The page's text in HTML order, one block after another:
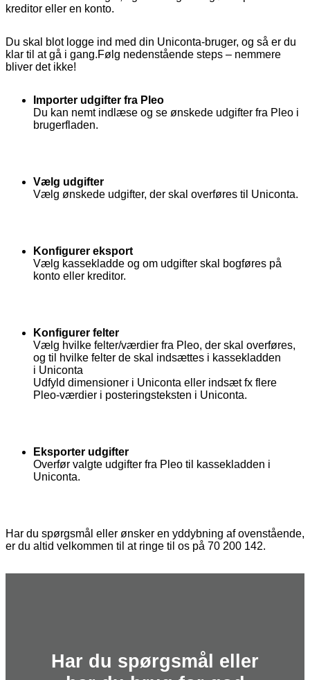
kreditor eller en konto.
Du skal blot logge ind med din Uniconta-bruger, og så er du
klar til at gå i gang.Følg nedenstående steps – nemmere
bliver det ikke!
Importer udgifter fra Pleo
Du kan nemt indlæse og se ønskede udgifter fra Pleo i
brugerfladen.
Vælg udgifter
Vælg ønskede udgifter, der skal overføres til Uniconta.
Konfigurer eksport
Vælg kassekladde og om udgifter skal bogføres på
konto eller kreditor.
Konfigurer felter
Vælg hvilke felter/værdier fra Pleo, der skal overføres,
og til hvilke felter de skal indsættes i kassekladden
i Uniconta
Udfyld dimensioner i Uniconta eller indsæt fx flere
Pleo-værdier i posteringsteksten i Uniconta.
Eksporter udgifter
Overfør valgte udgifter fra Pleo til kassekladden i
Uniconta.
Har du spørgsmål eller ønsker en yddybning af ovenstående,
er du altid velkommen til at ringe til os på 70 200 142.
Har du spørgsmål eller